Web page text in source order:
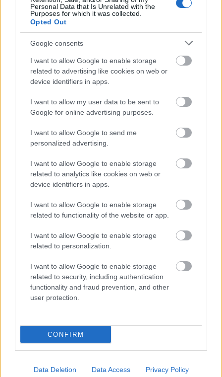
Personal Data that Is Unrelated with the
Purposes for which it was collected.
Opted Out
Google consents
I want to allow Google to enable storage
related to advertising like cookies on web or
device identifiers in apps.
I want to allow my user data to be sent to
Google for online advertising purposes.
I want to allow Google to send me
personalized advertising.
I want to allow Google to enable storage
related to analytics like cookies on web or
device identifiers in apps.
I want to allow Google to enable storage
related to functionality of the website or app.
I want to allow Google to enable storage
related to personalization.
I want to allow Google to enable storage
related to security, including authentication
functionality and fraud prevention, and other
user protection.
CONFIRM
Data Deletion Data Access Privacy Policy
ΤΟΥΡΙΣΜΟΣ ΞΕΝΟΔΟΧΕΙΑ
Διαβάστε Επίσης